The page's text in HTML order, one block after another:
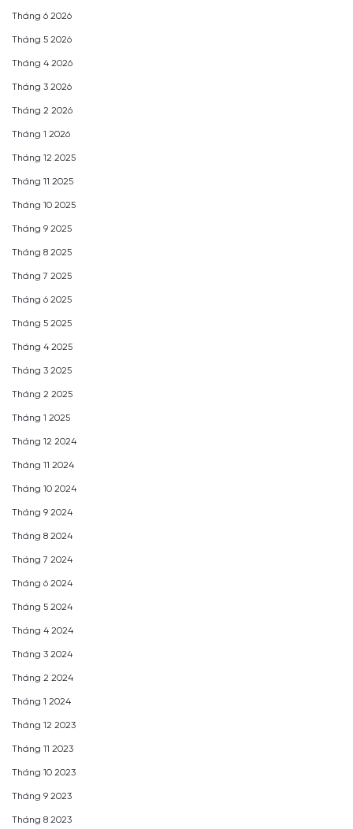
Tháng 6 2026
Tháng 5 2026
Tháng 4 2026
Tháng 3 2026
Tháng 2 2026
Tháng 1 2026
Tháng 12 2025
Tháng 11 2025
Tháng 10 2025
Tháng 9 2025
Tháng 8 2025
Tháng 7 2025
Tháng 6 2025
Tháng 5 2025
Tháng 4 2025
Tháng 3 2025
Tháng 2 2025
Tháng 1 2025
Tháng 12 2024
Tháng 11 2024
Tháng 10 2024
Tháng 9 2024
Tháng 8 2024
Tháng 7 2024
Tháng 6 2024
Tháng 5 2024
Tháng 4 2024
Tháng 3 2024
Tháng 2 2024
Tháng 1 2024
Tháng 12 2023
Tháng 11 2023
Tháng 10 2023
Tháng 9 2023
Tháng 8 2023